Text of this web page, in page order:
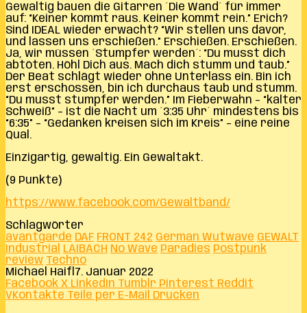
Gewaltig bauen die Gitarren ´Die Wand´ für immer
auf: “Keiner kommt raus. Keiner kommt rein.” Erich?
Sind IDEAL wieder erwacht? “Wir stellen uns davor,
und lassen uns erschießen.” Erschießen. Erschießen.
Ja, wir müssen ´Stumpfer werden´: “Du musst dich
abtöten. Höhl Dich aus. Mach dich stumm und taub.”
Der Beat schlägt wieder ohne Unterlass ein. Bin ich
erst erschossen, bin ich durchaus taub und stumm.
“Du musst stumpfer werden.” Im Fieberwahn – “kalter
Schweiß” – ist die Nacht um ´3:35 Uhr´ mindestens bis
“6:35” – “Gedanken kreisen sich im Kreis” – eine reine
Qual.
Einzigartig, gewaltig. Ein Gewaltakt.
(9 Punkte)
https://www.facebook.com/Gewaltband/
Schlagwörter
avantgarde DAF FRONT 242 German Wutwave GEWALT
Industrial
LAIBACH No Wave Paradies Postpunk
review Techno
Michael Haifl 7. Januar 2022
Facebook X LinkedIn Tumblr Pinterest Reddit
VKontakte Teile per E-Mail Drucken